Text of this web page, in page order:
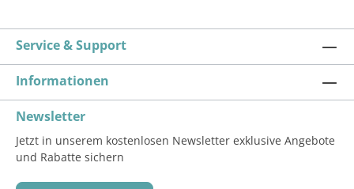
Service & Support
Informationen
Newsletter
Jetzt in unserem kostenlosen Newsletter exklusive Angebote
und Rabatte sichern